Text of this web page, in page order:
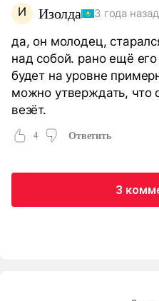
И Изолда 3 года назад
да, он молодец,
над собой. рано ещё
будет на уровне
можно утверждать, что
везёт.
4 Ответить
3